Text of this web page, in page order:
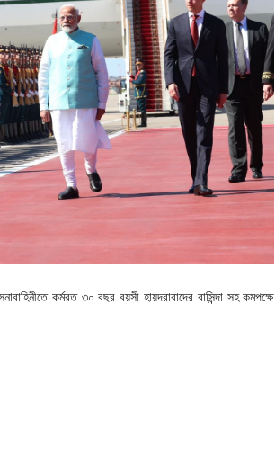
কর্মরত ৩০ বছর বয়সী হায়দরাবাদের বাসিন্দা সহ কমপক্ষে